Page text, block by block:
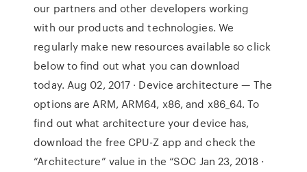
our partners and other developers working
with our products and technologies. We
regularly make new resources available so click
below to find out what you can download
today. Aug 02, 2017 · Device architecture — The
options are ARM, ARM64, x86, and x86_64. To
find out what architecture your device has,
download the free CPU-Z app and check the
“Architecture” value in the “SOC Jan 23, 2018 ·